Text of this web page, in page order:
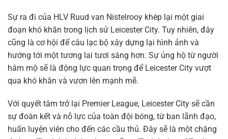
Sự ra đi của HLV Ruud van Nistelrooy khép lại một giai
đoạn khó khăn trong lịch sử Leicester City. Tuy nhiên, đây
cũng là cơ hội để câu lạc bộ xây dựng lại hình ảnh và
hướng tới một tương lai tươi sáng hơn. Sự ủng hộ từ người
hâm mộ sẽ là động lực quan trọng để Leicester City vượt
qua khó khăn và vươn lên mạnh mẽ.
Với quyết tâm trở lại Premier League, Leicester City sẽ cần
sự đoàn kết và nỗ lực của toàn đội bóng, từ ban lãnh đạo,
huấn luyện viên cho đến các cầu thủ. Đây sẽ là một chặng